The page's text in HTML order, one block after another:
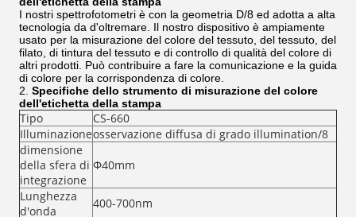
I nostri spettrofotometri è con la geometria D/8 ed adotta a alta
tecnologia da d'oltremare. Il nostro dispositivo è ampiamente
usato per la misurazione del colore del tessuto, del tessuto, del
filato, di tintura del tessuto e di controllo di qualità del colore di
altri prodotti. Può contribuire a fare la comunicazione e la guida
di colore per la corrispondenza di colore.
2. Specifiche dello strumento di misurazione del colore
dell'etichetta della stampa
Tipo
CS-660
Illuminazioneosservazione diffusa di grado illumination/8
dimensione
della sfera di
integrazione
Φ40mm
Lunghezza
d'onda
400-700nm